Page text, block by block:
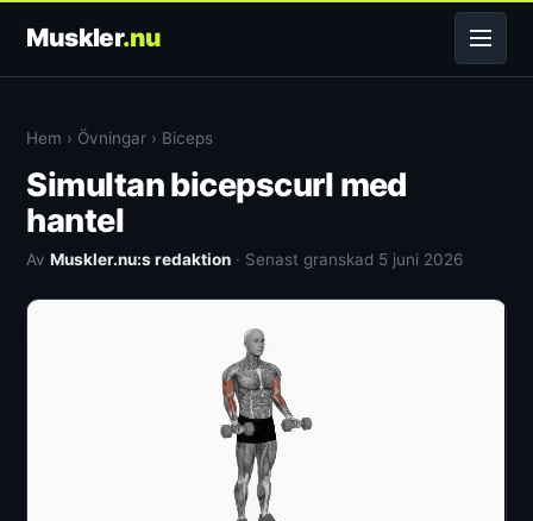
Muskler.nu
Hem › Övningar › Biceps
Simultan bicepscurl med
hantel
AvMuskler.nu:s redaktion · Senast granskad 5 juni 2026